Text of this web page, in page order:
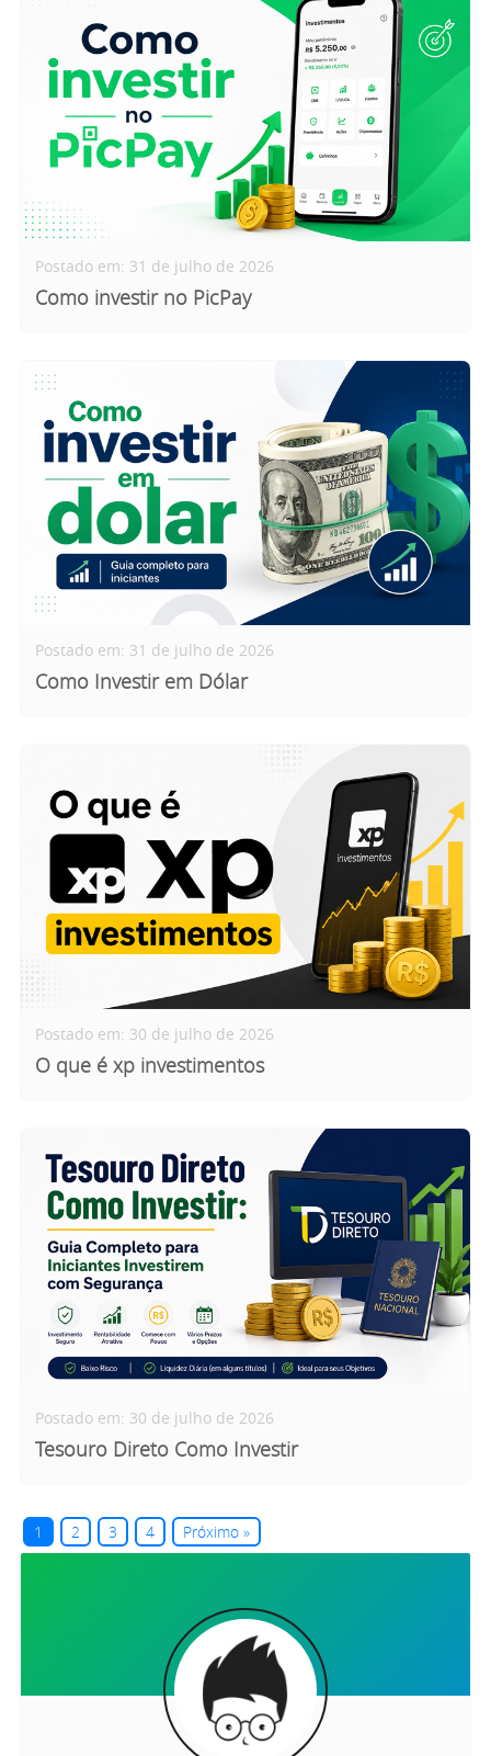
Postado em: 31 de julho de 2026
Como investir no PicPay
Postado em: 31 de julho de 2026
Como Investir em Dólar
Postado em: 30 de julho de 2026
O que é xp investimentos
Postado em: 30 de julho de 2026
Tesouro Direto Como Investir
1 2 3 4 Próximo »